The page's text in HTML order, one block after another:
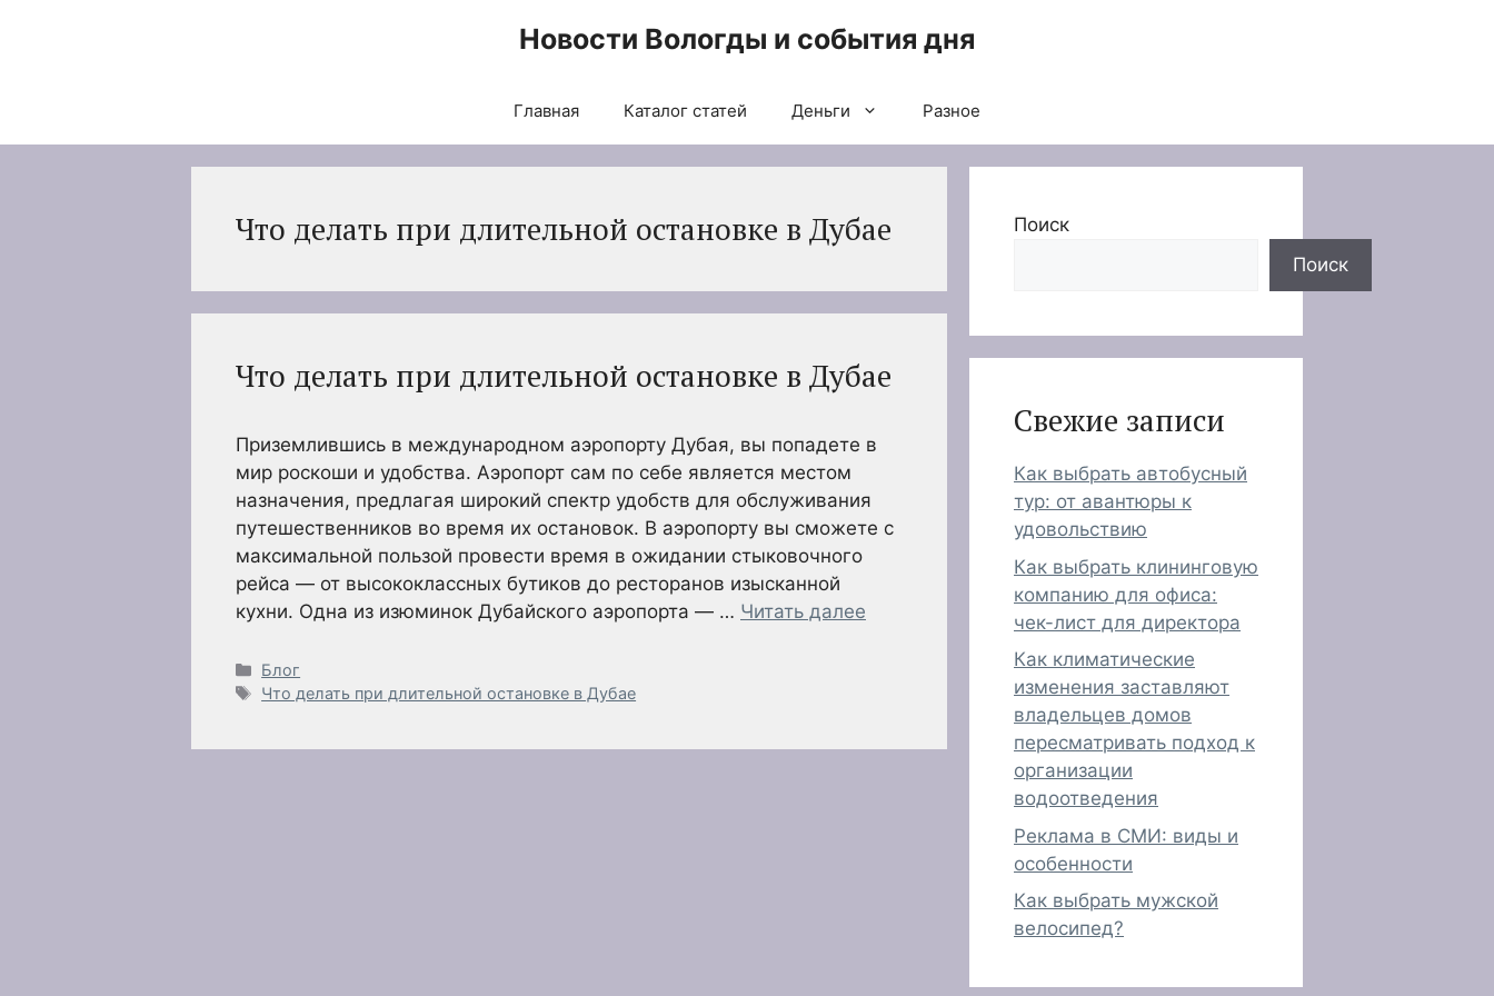
Новости Вологды и события дня
Главная Каталог статей Деньги Разное
Что делать при длительной остановке в Дубае
Что делать при длительной остановке в Дубае
Приземлившись в международном аэропорту Дубая, вы попадете в
мир роскоши и удобства. Аэропорт сам по себе является местом
назначения, предлагая широкий спектр удобств для обслуживания
путешественников во время их остановок. В аэропорту вы сможете с
максимальной пользой провести время в ожидании стыковочного
рейса — от высококлассных бутиков до ресторанов изысканной
кухни. Одна из изюминок Дубайского аэропорта — … Читать далее
Рубрики
Блог
Метки
Что делать при длительной остановке в Дубае
Поиск
Поиск
Свежие записи
Как выбрать автобусный
тур: от авантюры к
удовольствию
Как выбрать клининговую
компанию для офиса:
чек-лист для директора
Как климатические
изменения заставляют
владельцев домов
пересматривать подход к
организации
водоотведения
Реклама в СМИ: виды и
особенности
Как выбрать мужской
велосипед?